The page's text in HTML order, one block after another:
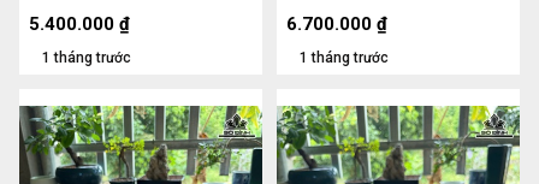
1 tháng trước
5.400.000 ₫
1 tháng trước
6.700.000 ₫